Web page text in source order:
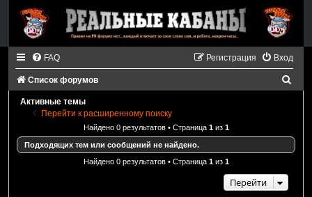
FAQ Вход
Регистрация
Список форумов
к
Активные темы
Перейти к расширенному поиску
Найдено 0 результатов • Страница 1из 1
Подходящих тем или сообщений не найдено.
Найдено 0 результатов • Страница 1из 1
Перейти